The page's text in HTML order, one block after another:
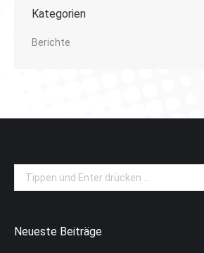
Kategorien
Berichte
Search:
Neueste Beiträge